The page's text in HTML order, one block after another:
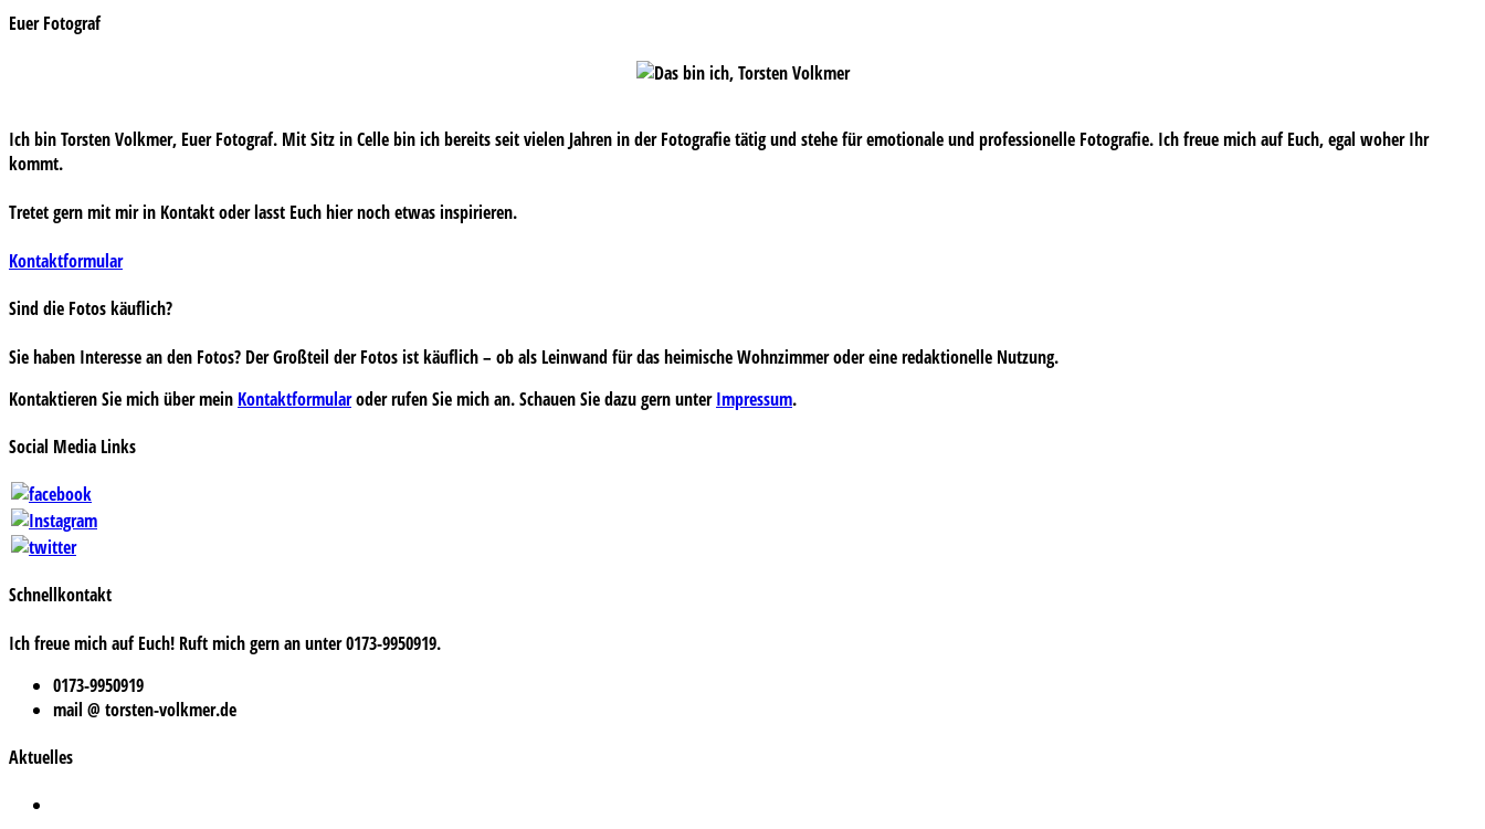
Euer Fotograf
Ich bin Torsten Volkmer, Euer Fotograf. Mit Sitz in Celle bin ich bereits seit vielen Jahren in der Fotografie tätig und stehe für emotionale und professionelle Fotografie. Ich freue mich auf Euch, egal woher Ihr
kommt.
Tretet gern mit mir in Kontakt oder lasst Euch hier noch etwas inspirieren.
Kontaktformular
Sind die Fotos käuflich?
Sie haben Interesse an den Fotos? Der Großteil der Fotos ist käuflich – ob als Leinwand für das heimische Wohnzimmer oder eine redaktionelle Nutzung.
Kontaktieren Sie mich über mein Kontaktformularoder rufen Sie mich an. Schauen Sie dazu gern unterImpressum.
Social Media Links
Schnellkontakt
Ich freue mich auf Euch! Ruft mich gern an unter 0173-9950919.
0173-9950919
mail @ torsten-volkmer.de
Aktuelles